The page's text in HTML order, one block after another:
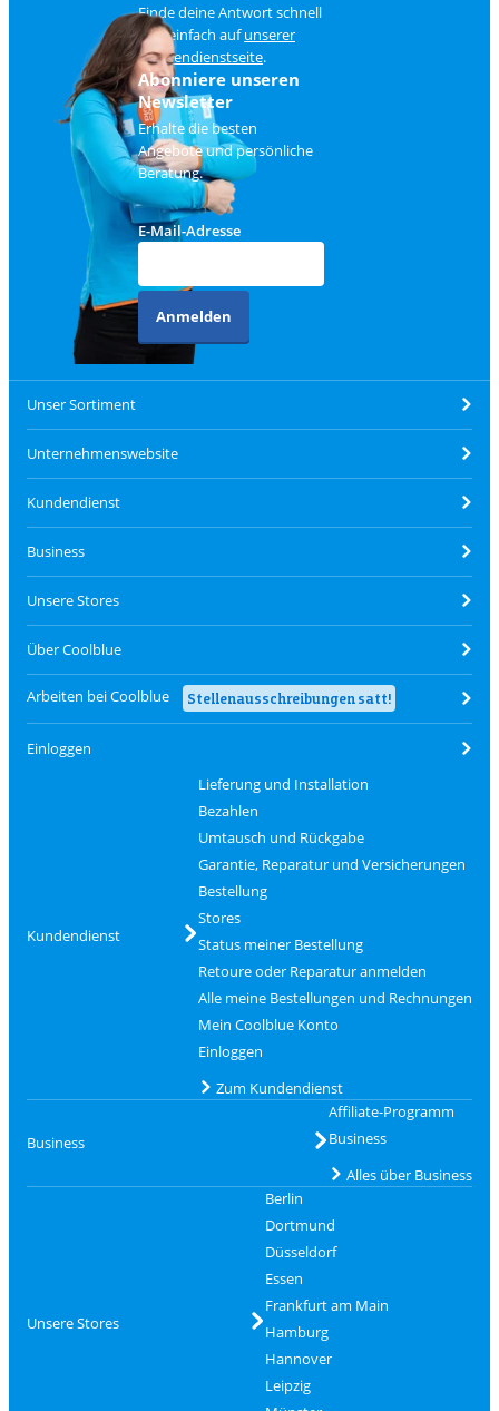
Finde deine Antwort schnell
und einfach aufunserer
Kundendienstseite.
Abonniere unseren
Newsletter
Erhalte die besten
Angebote und persönliche
Beratung.
E-Mail-Adresse
Anmelden
Unser Sortiment
Unternehmenswebsite
Kundendienst
Business
Unsere Stores
Über Coolblue
Arbeiten bei Coolblue Stellenausschreibungen satt!
Einloggen
Kundendienst
Lieferung und Installation
Bezahlen
Umtausch und Rückgabe
Garantie, Reparatur und Versicherungen
Bestellung
Stores
Status meiner Bestellung
Retoure oder Reparatur anmelden
Alle meine Bestellungen und Rechnungen
Mein Coolblue Konto
Einloggen
Zum Kundendienst
Business
Affiliate-Programm
Business
Alles über Business
Unsere Stores
Berlin
Dortmund
Düsseldorf
Essen
Frankfurt am Main
Hamburg
Hannover
Leipzig